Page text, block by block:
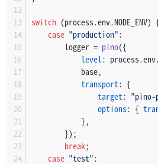
switch (process.env.NODE_ENV)
case "production":
        logger =
pino({
level: process.env.
            base,
transport: {
target:
options: {
            },
        });
break;
case "test":